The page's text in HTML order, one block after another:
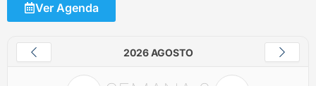
Ver Agenda
2026 AGOSTO